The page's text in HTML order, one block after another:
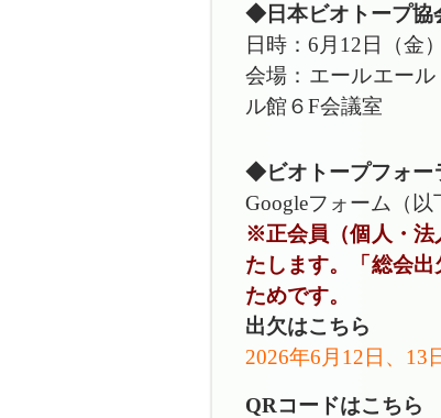
◆日本ビオトープ
日時：6月12日（金
会場：エールエー
ル館６F会議室
◆ビオトープフォー
Googleフォーム（
※正会員（個人・法
たします。「総会
ためです。
出欠はこちら
2026年6月12日、
QRコードはこちら